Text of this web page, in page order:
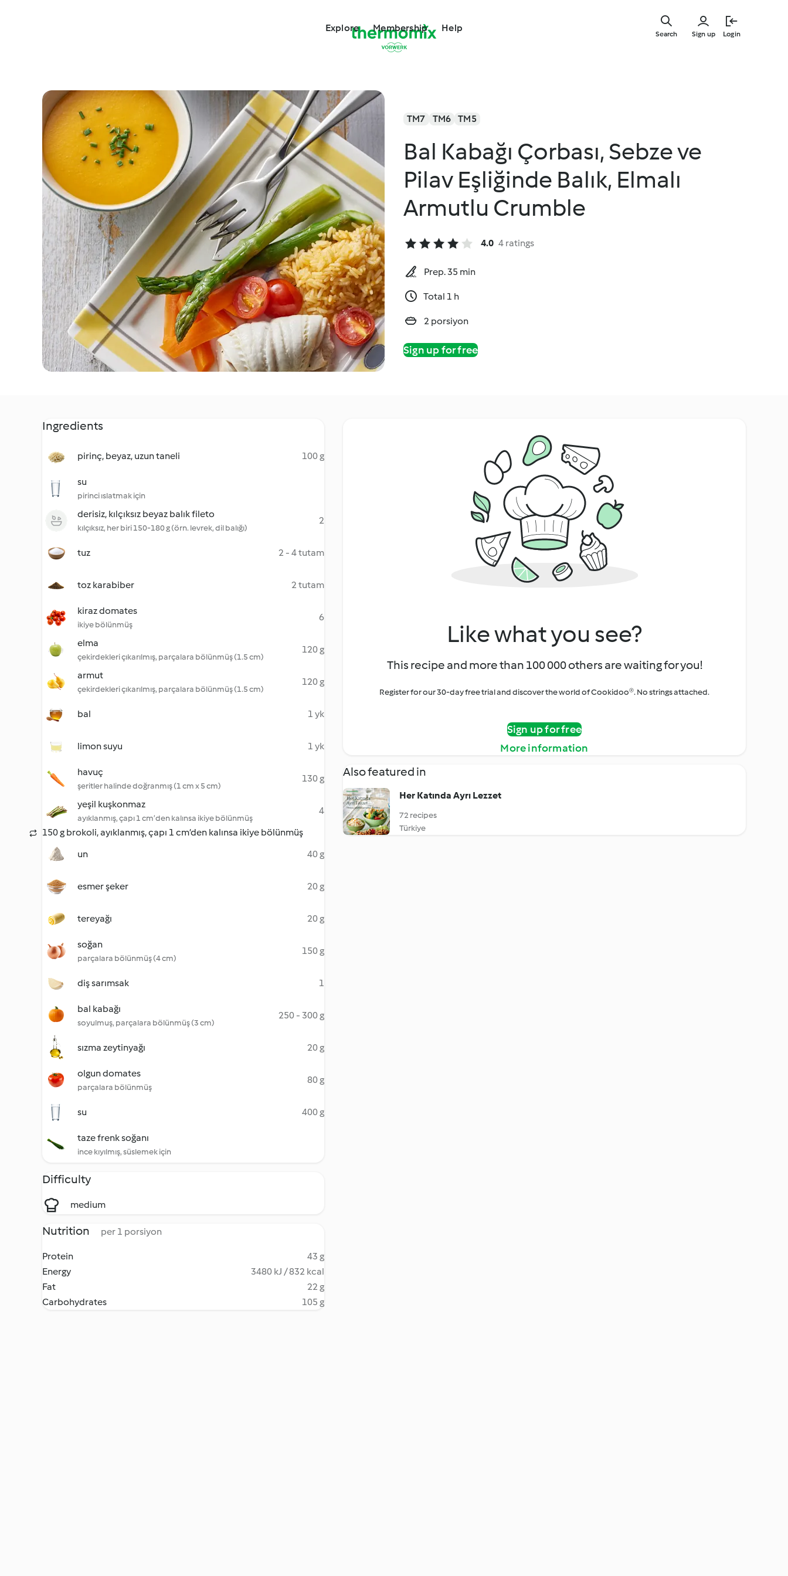
Explore Membership Help
Sign up Login
Search
TM7 TM6 TM5
Bal Kabağı Çorbası, Sebze ve
Pilav Eşliğinde Balık, Elmalı
Armutlu Crumble
4.0 4 ratings
Prep. 35 min
Total 1 h
2 porsiyon
Sign up for free
Ingredients
pirinç, beyaz, uzun taneli 100 g
su
pirinci ıslatmak için
derisiz, kılçıksız beyaz balık fileto
kılçıksız, her biri 150-180 g (örn. levrek, dil balığı)
2
tuz 2 - 4 tutam
toz karabiber 2 tutam
kiraz domates
ikiye bölünmüş
6
elma
çekirdekleri çıkarılmış, parçalara bölünmüş (1.5 cm)
120 g
armut
çekirdekleri çıkarılmış, parçalara bölünmüş (1.5 cm)
120 g
bal 1 yk
limon suyu 1 yk
havuç
şeritler halinde doğranmış (1 cm x 5 cm)
130 g
yeşil kuşkonmaz
ayıklanmış, çapı 1 cm’den kalınsa ikiye bölünmüş
4
150 g brokoli, ayıklanmış, çapı 1 cm’den kalınsa ikiye bölünmüş
un
40 g
esmer şeker 20 g
tereyağı 20 g
soğan
parçalara bölünmüş (4 cm)
150 g
diş sarımsak 1
bal kabağı
soyulmuş, parçalara bölünmüş (3 cm)
250 - 300 g
sızma zeytinyağı 20 g
olgun domates
parçalara bölünmüş
80 g
su 400 g
taze frenk soğanı
ince kıyılmış, süslemek için
Difficulty
medium
Nutrition per 1 porsiyon
Protein
43 g
Energy
3480 kJ / 832 kcal
Fat
22 g
Carbohydrates
105 g
Like what you see?
This recipe and more than 100 000 others are waiting for you!
Register for our 30-day free trial and discover the world of Cookidoo®. No strings attached.
Sign up for free
More information
Also featured in
Her Katında Ayrı Lezzet
72 recipes
Türkiye